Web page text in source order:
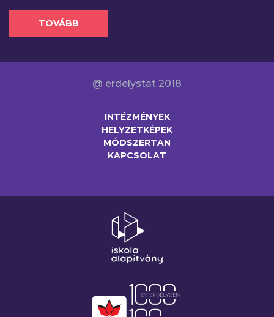
TOVÁBB
@ erdelystat 2018
INTÉZMÉNYEK
HELYZETKÉPEK
MÓDSZERTAN
KAPCSOLAT